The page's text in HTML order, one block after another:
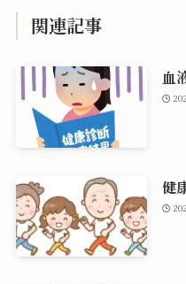
関連記事
血
健